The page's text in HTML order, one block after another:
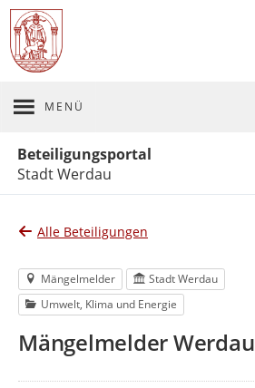
MENÜ
Beteiligungsportal
Stadt Werdau
Alle Beteiligungen
Mängelmelder
Stadt Werdau
Umwelt, Klima und Energie
Mängelmelder Werdau